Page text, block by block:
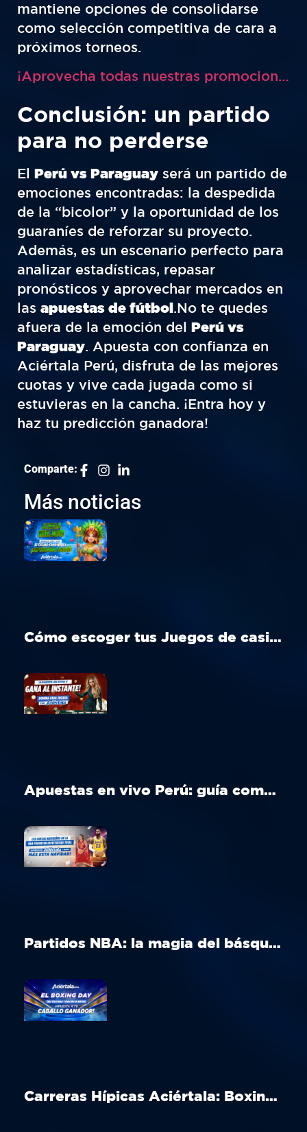
mantiene opciones de consolidarse
como selección competitiva de cara a
próximos torneos.
¡Aprovecha todas nuestras promociones para jugar y ganar!
Conclusión: un partido
para no perderse
El Perú vs Paraguay será un partido de
emociones encontradas: la despedida
de la “bicolor” y la oportunidad de los
guaraníes de reforzar su proyecto.
Además, es un escenario perfecto para
analizar estadísticas, repasar
pronósticos y aprovechar mercados en
las apuestas de fútbol.No te quedes
afuera de la emoción del Perú vs
Paraguay. Apuesta con confianza en
Aciértala Perú, disfruta de las mejores
cuotas y vive cada jugada como si
estuvieras en la cancha. ¡Entra hoy y
haz tu predicción ganadora!
Comparte:
Más noticias
Cómo escoger tus Juegos de casino Perú ideal en Aciértala
Apuestas en vivo Perú: guía completa para apostar en tiempo real
Partidos NBA: la magia del básquet en Navidad
Carreras Hípicas Aciértala: Boxing Day en Aintree